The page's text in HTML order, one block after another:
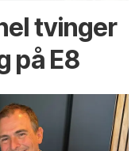
tvinger
på E8